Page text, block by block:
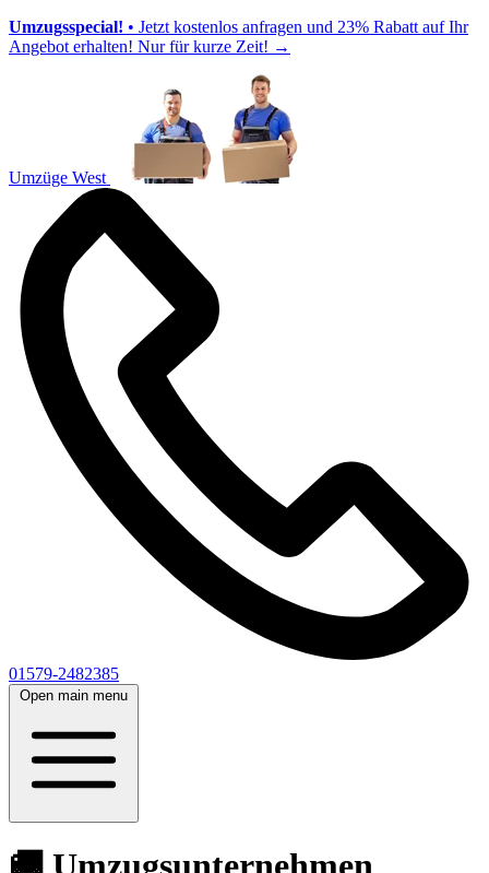
Umzugsspecial! • Jetzt kostenlos anfragen und 23% Rabatt auf Ihr
Angebot erhalten! Nur für kurze Zeit! →
Umzüge West
01579-2482385
Open main menu